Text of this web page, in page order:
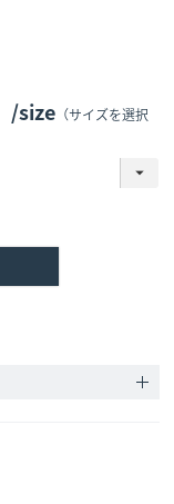
size （サイズを選択